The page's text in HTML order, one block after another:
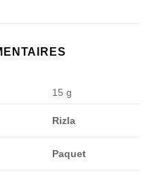
15 g
Rizla
Paquet